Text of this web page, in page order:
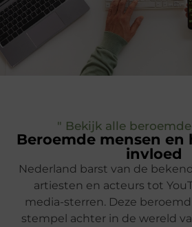
" Bekijk alle
Beroemde mensen en
invloed
Nederland barst van de
artiesten en acteurs tot
media-sterren. Deze
stempel achter in de wereld